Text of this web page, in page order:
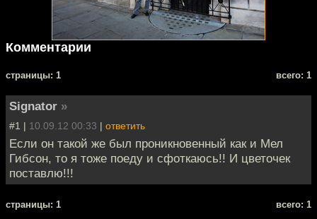
Комментарии
cтраницы: 1 всего: 1
Signator »
#1 | 10.09.12 00:33 | ответить
Если он такой же был проникновенный как и Мел
Гибсон, то я тоже поеду и сфоткаюсь!! И цветочек
поставлю!!!
cтраницы: 1 всего: 1